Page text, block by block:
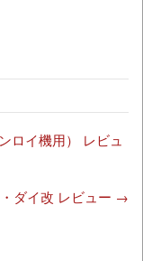
ロイ機用） レビュ
ダイ改 レビュー →